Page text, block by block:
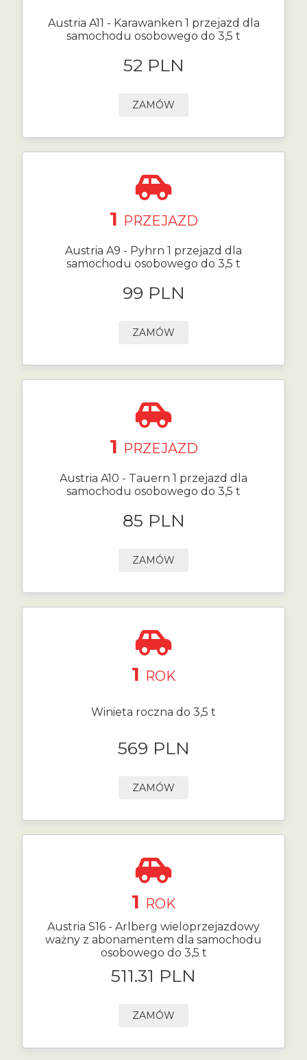
Austria A11 - Karawanken 1 przejazd dla
samochodu osobowego do 3,5 t
52 PLN
ZAMÓW
1 PRZEJAZD
Austria A9 - Pyhrn 1 przejazd dla
samochodu osobowego do 3,5 t
99 PLN
ZAMÓW
1 PRZEJAZD
Austria A10 - Tauern 1 przejazd dla
samochodu osobowego do 3,5 t
85 PLN
ZAMÓW
1 ROK
Winieta roczna do 3,5 t
569 PLN
ZAMÓW
1 ROK
Austria S16 - Arlberg wieloprzejazdowy
ważny z abonamentem dla samochodu
osobowego do 3,5 t
511.31 PLN
ZAMÓW